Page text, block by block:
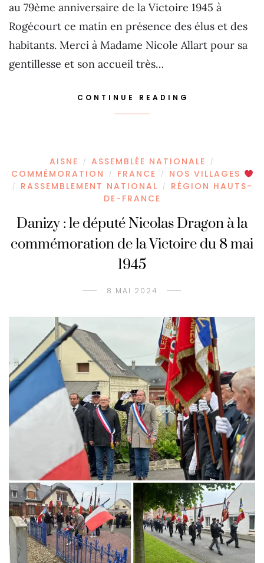
au 79ème anniversaire de la Victoire 1945 à
Rogécourt ce matin en présence des élus et des
habitants. Merci à Madame Nicole Allart pour sa
gentillesse et son accueil très…
CONTINUE READING
AISNE / ASSEMBLÉE NATIONALE /
COMMÉMORATION / FRANCE / NOS VILLAGES
/ RASSEMBLEMENT NATIONAL /
RÉGION HAUTS-
DE-FRANCE
Danizy : le député Nicolas Dragon à la
commémoration de la Victoire du 8 mai
1945
8 MAI 2024